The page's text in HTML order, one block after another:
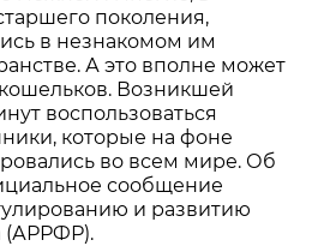
поколения,
в незнакомом им
А это вполне может
Возникшей
воспользоваться
которые на фоне
во всем мире. Об
сообщение
и развитию
(АРРФР).